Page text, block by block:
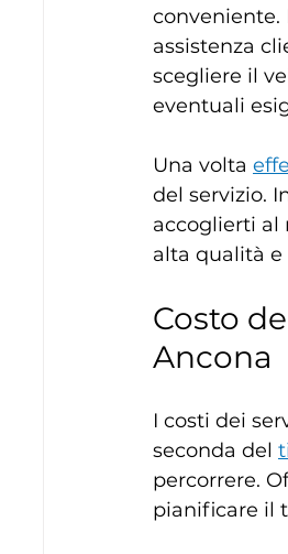
assistenza
scegliere il
eventuali
Una volta
del servizio.
accoglierti al
alta qualità e
Costo
Ancona
I costi dei
seconda del
percorrere.
pianificare il